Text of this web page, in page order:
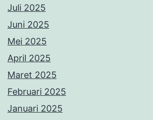
Juli 2025
Juni 2025
Mei 2025
April 2025
Maret 2025
Februari 2025
Januari 2025